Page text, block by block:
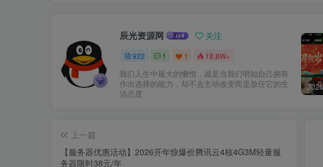
辰光资源网 关注
922 1 1 18.8W+
我们人生中最大的懒惰，就是当我们明知自己拥有
作出选择的能力，却不去主动改变而是放任它的生
活态度
上一篇
【服务器优惠活动】2026开年惊爆价腾讯云4核4G3M轻量服
务器限时38元/年